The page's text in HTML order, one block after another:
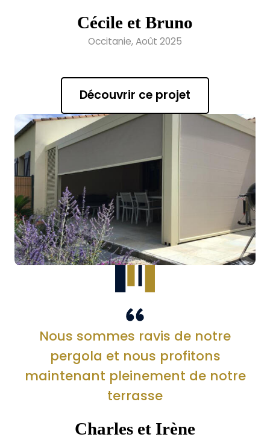
Cécile et Bruno
Occitanie, Août 2025
Découvrir ce projet
Nous sommes ravis de notre
pergola et nous profitons
maintenant pleinement de notre
terrasse
Charles et Irène